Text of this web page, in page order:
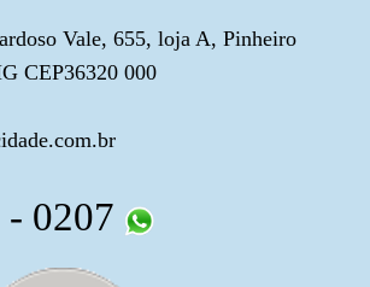
Vale, 655, loja A, Pinheiro
CEP36320 000
0207